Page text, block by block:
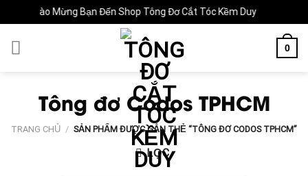
to
content
Chào Mừng Bạn Đến Shop Tông Đơ Cắt Tóc Kềm Duy
0
Tông đơ Codos TPHCM
TRANG CHỦ / SẢN PHẨM ĐƯỢC GẮN THẺ “TÔNG ĐƠ CODOS TPHCM”
LỌC